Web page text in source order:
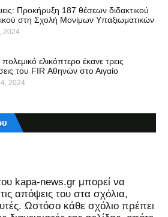
Προκήρυξη 187 θέσεων διδακτικού
στη Σχολή Μονίμων Υπαξιωματικών
2024
ελικόπτερο έκανε τρεις
του FIR Αθηνών στο Αιγαίο
2024
kapa-news.gr μπορεί να
απόψεις του στα σχόλια,
Ωστόσο κάθε σχόλιο πρέπει